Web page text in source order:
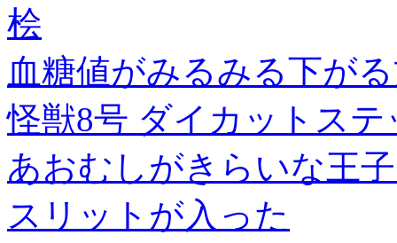
桧
血糖値がみるみる下が
怪獣8号 ダイカットス
あおむしがきらいな王
スリットが入った